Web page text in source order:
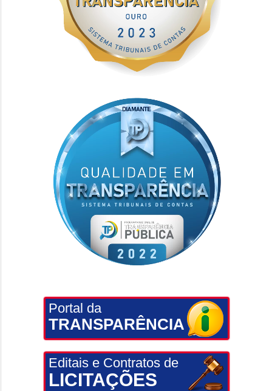
Portal da
TRANSPARÊNCIA
Editais e Contratos de
LICITAÇÕES